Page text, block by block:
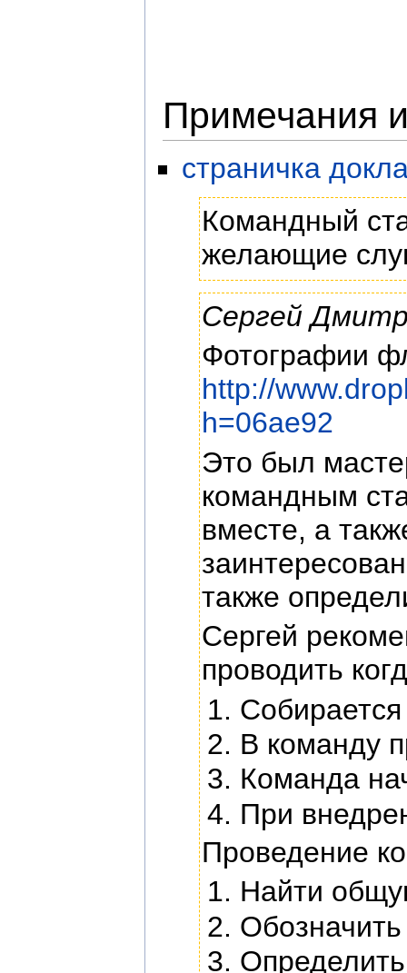
Примечания
страничка
Командный
желающие
Сергей
Фотографии
http://
h=06ae92
Это был
командным
вместе, а
также
Сергей
проводить
В команду
Команда
При
Проведение
Найти